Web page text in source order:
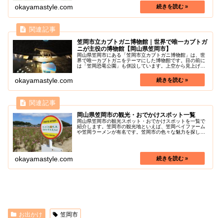
okayamastyle.com
笠岡市立カブトガニ博物館｜世界で唯一カブトガ
ニが主役の博物館【岡山県笠岡市】
岡山県笠岡市にある「笠岡市立カブトガニ博物館」は、世
界で唯一カブトガニをテーマにした博物館です。目の前に
は「笠岡恐竜公園」も併設しています。上空から見上げる
カブトガニの内部の造りや成長の様...
okayamastyle.com
岡山県笠岡市の観光・おでかけスポット一覧
岡山県笠岡市の観光スポット・おでかけスポットを一覧で
紹介します。笠岡市の観光地といえば、笠岡ベイファーム
や笠岡ラーメンが有名です。笠岡市の色々な魅力を探しに
okayamastyle.com
お出かけ 笠岡市